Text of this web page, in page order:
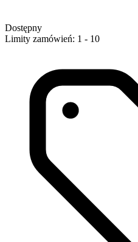
Dostępny
Limity zamówień: 1 - 10